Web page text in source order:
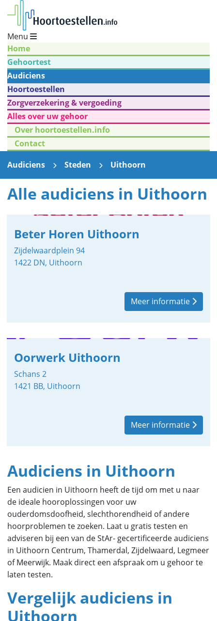
Menu
Home
Gehoortest
Audiciens
Hoortoestellen
Zorgverzekering & vergoeding
Alles over uw gehoor
Over hoortoestellen.info
Contact
Audiciens
Steden Uithoorn
Alle audiciens in Uithoorn
Beter Horen Uithoorn
Zijdelwaardplein 94
1422 DN, Uithoorn
Meer informatie
Oorwerk Uithoorn
Schans 2
1421 BB, Uithoorn
Meer informatie
Audiciens in Uithoorn
Een audicien in Uithoorn heeft de tijd om met u naar
de ideale hooroplossingen voor uw
ouderdomsdoofheid, slechthorendheid of andere
hoorproblemen te zoeken. Laat u gratis testen en
adviseren bij een van de StAr- gecertificeerde audiciens
in Uithoorn Centrum, Thamerdal, Zijdelwaard, Legmeer
of Meerwijk. Maak direct een afspraak om u gehoor te
laten testen.
Vergelijk audiciens in
Uithoorn